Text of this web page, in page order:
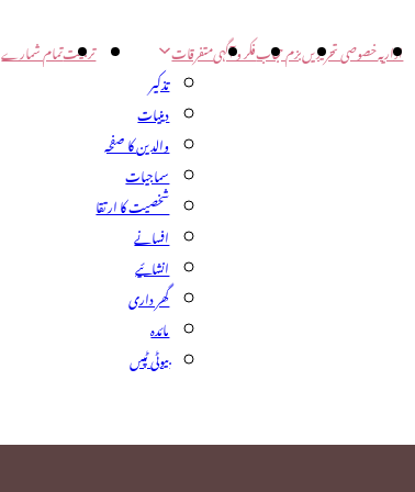
اداریہخصوصی تحریریںبزم حجابفکر و آگہیمتفرقات
تذکیر
دینیات
والدین کا صفحہ
سماجیات
شخصیت کا ارتقا
افسانے
انشائیے
گھر داری
مائدہ
بیوٹی ٹپس
تربیتتمام شمارے